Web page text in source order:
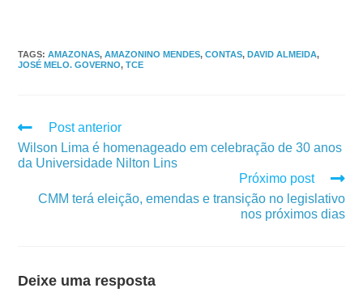
TAGS:AMAZONAS, AMAZONINO MENDES, CONTAS, DAVID ALMEIDA,
JOSÉ MELO. GOVERNO, TCE
Post anterior
Wilson Lima é homenageado em celebração de 30 anos
da Universidade Nilton Lins
Próximo post
CMM terá eleição, emendas e transição no legislativo
nos próximos dias
Deixe uma resposta